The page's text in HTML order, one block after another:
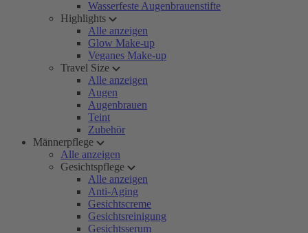
Wasserfeste Augenbrauenstifte
Highlights
Alle anzeigen
Glow Make-up
Veganes Make-up
Travel Size
Alle anzeigen
Augen
Augenbrauen
Teint
Zubehör
Männerpflege
Alle anzeigen
Gesichtspflege
Alle anzeigen
Anti-Aging
Gesichtscreme
Gesichtsreinigung
Gesichtsserum